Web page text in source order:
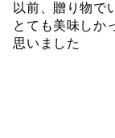
以前、贈り物で
とても美味しか
思いました